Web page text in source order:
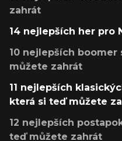
zahrát
14 nejlepších her pro
10 nejlepších
můžete zahrát
11 nejlepších
která si teď můžete
12 nejlepších
teď můžete zahrát